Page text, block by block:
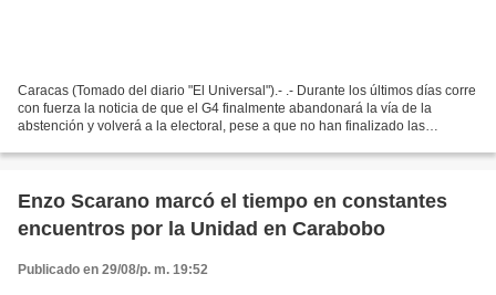
Caracas (Tomado del diario "El Universal").- .- Durante los últimos días corre
con fuerza la noticia de que el G4 finalmente abandonará la vía de la
abstención y volverá a la electoral, pese a que no han finalizado las
Enzo Scarano marcó el tiempo en constantes
encuentros por la Unidad en Carabobo
Publicado en 29/08/p. m. 19:52